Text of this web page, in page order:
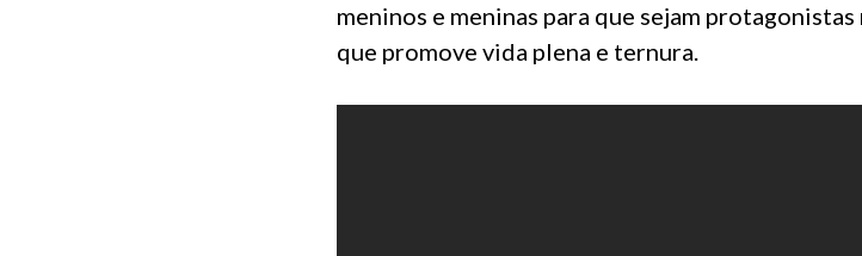
meninos e meninas para que sejam
que promove vida plena e ternura.